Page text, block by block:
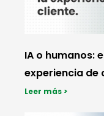
IA o humanos:
experiencia de
Leer más >